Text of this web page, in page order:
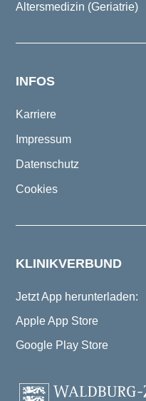
Altersmedizin (Geriatrie)
INFOS
Karriere
Impressum
Datenschutz
Cookies
KLINIKVERBUND
Jetzt App herunterladen:
Apple App Store
Google Play Store